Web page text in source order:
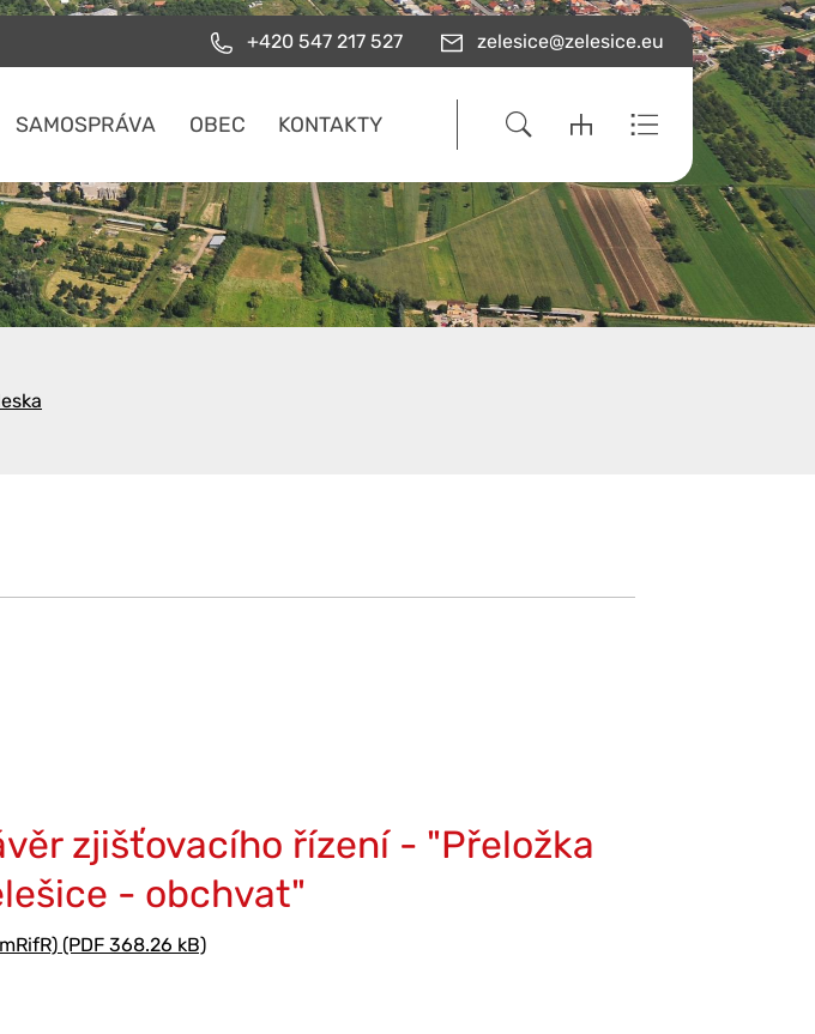
+420 547 217 527 zelesice@zelesice.eu
SAMOSPRÁVA OBEC KONTAKTY
zjišťovacího řízení - "Přeložka
- obchvat"
(PDF 368.26 kB)